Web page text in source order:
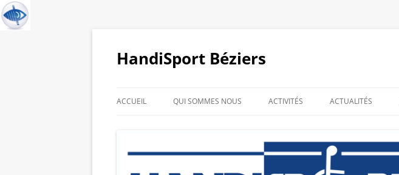
HandiSport Béziers
ACCUEIL QUI SOMMES NOUS
GALERIE PHOTO DE NOS
ACTIVITÉS ACTUALITÉS